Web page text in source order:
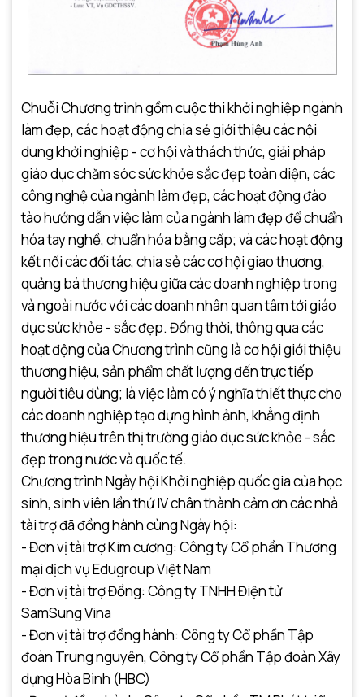
Chuỗi Chương trình gồm cuộc thi khởi nghiệp ngành
làm đẹp, các hoạt động chia sẻ giới thiệu các nội
dung khởi nghiệp - cơ hội và thách thức, giải pháp
giáo dục chăm sóc sức khỏe sắc đẹp toàn diện, các
công nghệ của ngành làm đẹp, các hoạt động đào
tào hướng dẫn việc làm của ngành làm đẹp để chuẩn
hóa tay nghề, chuẩn hóa bằng cấp; và các hoạt động
kết nối các đối tác, chia sẻ các cơ hội giao thương,
quảng bá thương hiệu giữa các doanh nghiệp trong
và ngoài nước với các doanh nhân quan tâm tới giáo
dục sức khỏe - sắc đẹp. Đồng thời, thông qua các
hoạt động của Chương trình cũng là cơ hội giới thiệu
thương hiệu, sản phẩm chất lượng đến trực tiếp
người tiêu dùng; là việc làm có ý nghĩa thiết thực cho
các doanh nghiệp tạo dựng hình ảnh, khẳng định
thương hiệu trên thị trường giáo dục sức khỏe - sắc
đẹp trong nước và quốc tế.
Chương trình Ngày hội Khởi nghiệp quốc gia của học
sinh, sinh viên lần thứ IV chân thành cảm ơn các nhà
tài trợ đã đồng hành cùng Ngày hội:
- Đơn vị tài trợ Kim cương: Công ty Cổ phần Thương
mại dịch vụ Edugroup Việt Nam
- Đơn vị tài trợ Đồng: Công ty TNHH Điện tử
SamSung Vina
- Đơn vị tài trợ đồng hành: Công ty Cổ phần Tập
đoàn Trung nguyên, Công ty Cổ phần Tập đoàn Xây
dựng Hòa Bình (HBC)